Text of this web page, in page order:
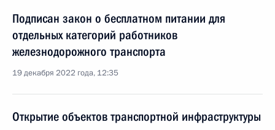
Подписан закон о бесплатном питании для
отдельных категорий работников
железнодорожного транспорта
19 декабря 2022 года, 12:35
Открытие объектов транспортной инфраструктуры